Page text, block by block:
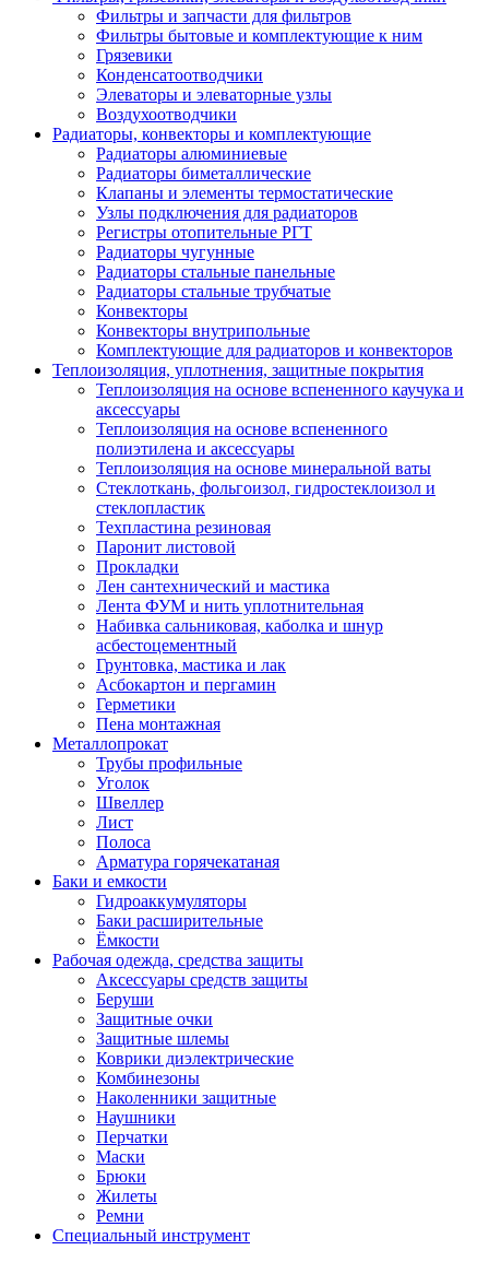
Фильтры и запчасти для фильтров
Фильтры бытовые и комплектующие к ним
Грязевики
Конденсатоотводчики
Элеваторы и элеваторные узлы
Воздухоотводчики
Радиаторы, конвекторы и комплектующие
Радиаторы алюминиевые
Радиаторы биметаллические
Клапаны и элементы термостатические
Узлы подключения для радиаторов
Регистры отопительные РГТ
Радиаторы чугунные
Радиаторы стальные панельные
Радиаторы стальные трубчатые
Конвекторы
Конвекторы внутрипольные
Комплектующие для радиаторов и конвекторов
Теплоизоляция, уплотнения, защитные покрытия
Теплоизоляция на основе вспененного каучука и
аксессуары
Теплоизоляция на основе вспененного
полиэтилена и аксессуары
Теплоизоляция на основе минеральной ваты
Стеклоткань, фольгоизол, гидростеклоизол и
стеклопластик
Техпластина резиновая
Паронит листовой
Прокладки
Лен сантехнический и мастика
Лента ФУМ и нить уплотнительная
Набивка сальниковая, каболка и шнур
асбестоцементный
Грунтовка, мастика и лак
Асбокартон и пергамин
Герметики
Пена монтажная
Металлопрокат
Трубы профильные
Уголок
Швеллер
Лист
Полоса
Арматура горячекатаная
Баки и емкости
Гидроаккумуляторы
Баки расширительные
Ёмкости
Рабочая одежда, средства защиты
Аксессуары средств защиты
Беруши
Защитные очки
Защитные шлемы
Коврики диэлектрические
Комбинезоны
Наколенники защитные
Наушники
Перчатки
Маски
Брюки
Жилеты
Ремни
Специальный инструмент